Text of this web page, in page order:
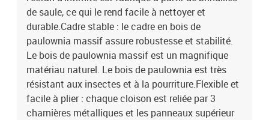
de saule, ce qui le rend facile à nettoyer et
durable.Cadre stable : le cadre en bois de
paulownia massif assure robustesse et stabilité.
Le bois de paulownia massif est un magnifique
matériau naturel. Le bois de paulownia est très
résistant aux insectes et à la pourriture.Flexible et
facile à plier : chaque cloison est reliée par 3
charnières métalliques et les panneaux supérieur